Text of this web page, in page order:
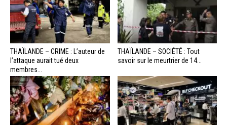
THAÏLANDE – CRIME : L’auteur de
l’attaque aurait tué deux
membres...
THAÏLANDE – SOCIÉTÉ : Tout
savoir sur le meurtrier de 14...